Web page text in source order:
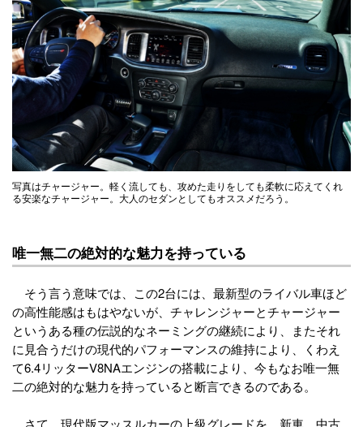
写真はチャージャー。軽く流しても、攻めた走りをしても柔軟に応えてくれ
る安楽なチャージャー。大人のセダンとしてもオススメだろう。
唯一無二の絶対的な魅力を持っている
そう言う意味では、この2台には、最新型のライバル車ほど
の高性能感はもはやないが、チャレンジャーとチャージャー
というある種の伝説的なネーミングの継続により、またそれ
に見合うだけの現代的パフォーマンスの維持により、くわえ
て6.4リッターV8NAエンジンの搭載により、今もなお唯一無
二の絶対的な魅力を持っていると断言できるのである。
さて、現代版マッスルカーの上級グレードを、新車、中古